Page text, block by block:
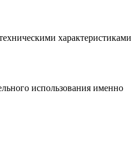
характеристиками
использования именно